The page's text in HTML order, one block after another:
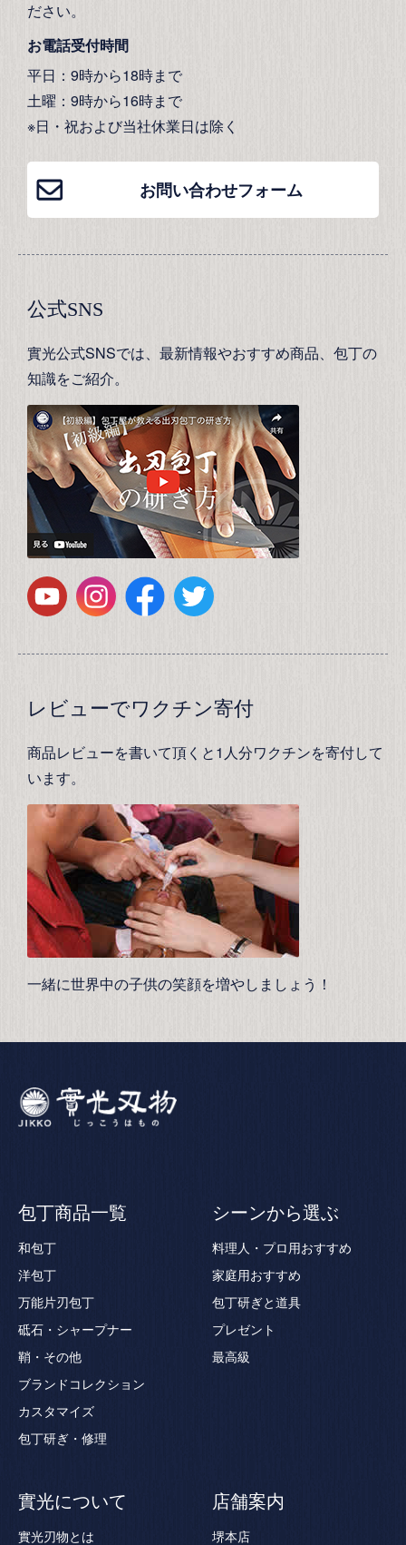
ださい。
お電話受付時間
平日：9時から18時まで
土曜：9時から16時まで
※日・祝および当社休業日は除く
お問い合わせフォーム
公式SNS
實光公式SNSでは、最新情報やおすすめ商品、包丁の
知識をご紹介。
レビューでワクチン寄付
商品レビューを書いて頂くと1人分ワクチンを寄付して
います。
一緒に世界中の子供の笑顔を増やしましょう！
包丁商品一覧
和包丁
洋包丁
万能片刃包丁
砥石・シャープナー
鞘・その他
ブランドコレクション
カスタマイズ
包丁研ぎ・修理
シーンから選ぶ
料理人・プロ用おすすめ
家庭用おすすめ
包丁研ぎと道具
プレゼント
最高級
實光について
實光刃物とは
店舗案内
堺本店